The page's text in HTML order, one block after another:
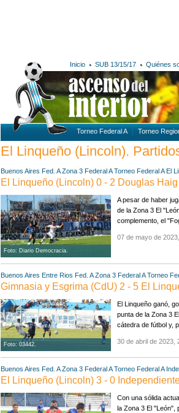
Inicio SUB 13/15/17 Quiénes
Torneo Federal A Torneo
El Linqueño (Lincoln).
Buenos Aires Fed. A Zona 3 Federal A Torneo Federal A El
El Linqueño (Lincoln) 0 - 2 Douglas Haig
Foto: Diario Democracia.
A pesar de haber
de la Zona 3 El
complemento, el
07 de mayo de
Buenos Aires Entre Rios Fed. A Zona 3 Federal A Torneo
Gimnasia y Esgrima (CdU) 2 - 5 El
Foto: 03442.
El Linqueño ganó,
punta de la Zona 3
cátedra de fútbol y,
30 de abril de 2023,
Buenos Aires Fed. A Zona 3 Federal A Torneo Federal A
El Linqueño (Lincoln) 3 - 0
Con una sólida
la Zona 3 El "León",